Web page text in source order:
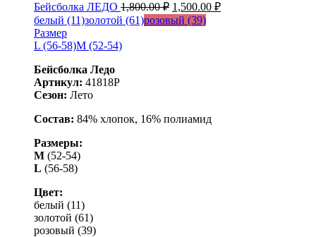
Бейсболка ЛЕДО 1,800.00₽ 1,500.00 ₽
белый (11)золотой (61)розовый (39)
Размер
L (56-58)M (52-54)
Бейсболка Ледо
Артикул: 41818Р
Сезон: Лето
Состав: 84% хлопок, 16% полиамид
Размеры:
M (52-54)
L (56-58)
Цвет:
белый (11)
золотой (61)
розовый (39)